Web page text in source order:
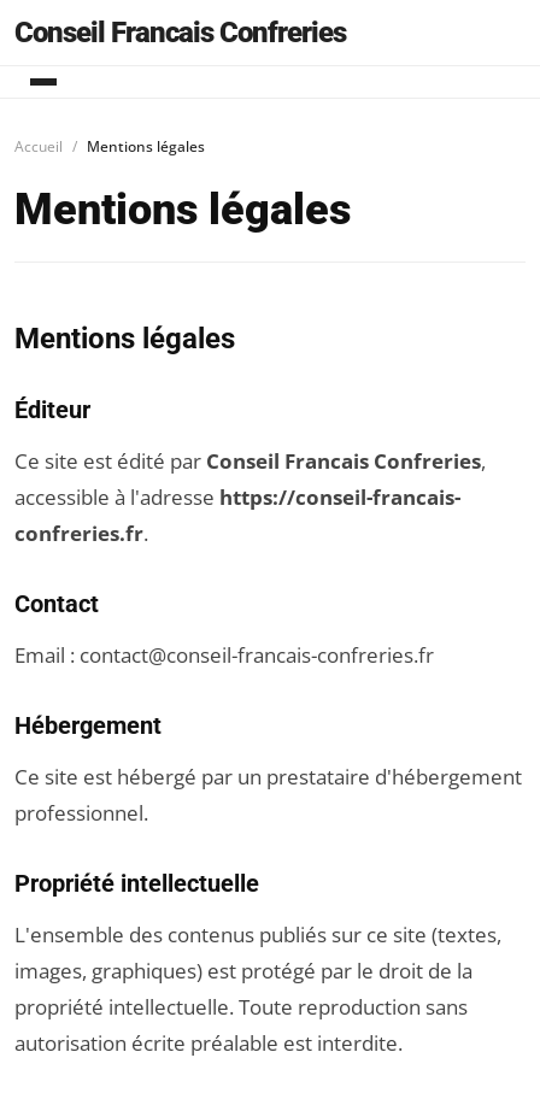
Conseil Francais Confreries
Accueil Mentions légales
Mentions légales
Mentions légales
Éditeur
Ce site est édité par Conseil Francais Confreries,
accessible à l'adresse https://conseil-francais-
confreries.fr.
Contact
Email : contact@conseil-francais-confreries.fr
Hébergement
Ce site est hébergé par un prestataire d'hébergement
professionnel.
Propriété intellectuelle
L'ensemble des contenus publiés sur ce site (textes,
images, graphiques) est protégé par le droit de la
propriété intellectuelle. Toute reproduction sans
autorisation écrite préalable est interdite.